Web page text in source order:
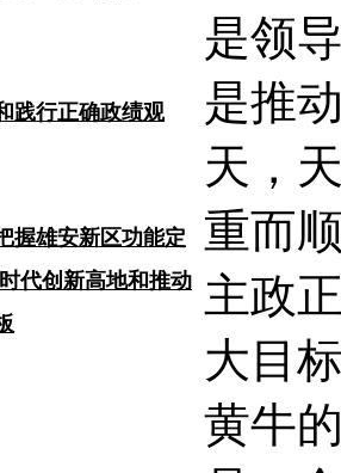
践行正确政绩观
握雄安新区功能定
代创新高地和推动
是领
是推
天，
重而
主政
大目
黄牛